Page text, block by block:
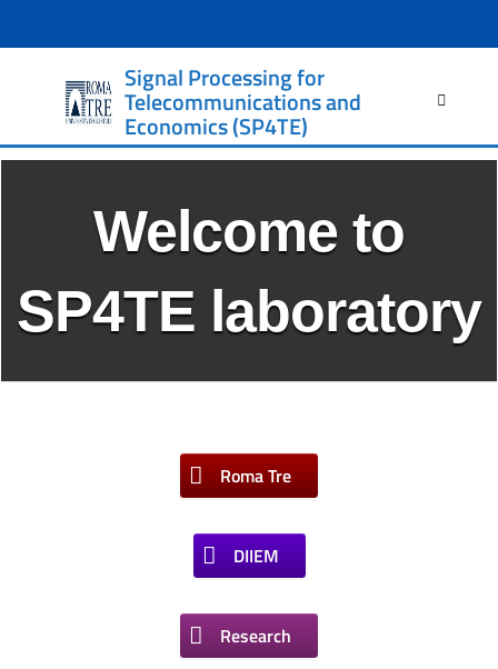
Signal Processing for
Telecommunications and
Economics (SP4TE)
per:
Welcome to
SP4TE laboratory
Roma Tre
DIIEM
Research